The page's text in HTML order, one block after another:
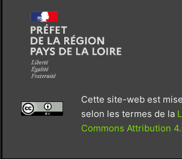
Cette site-web est
selon les termes de la
Commons Attribution